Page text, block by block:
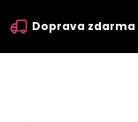
Doprava zdarma